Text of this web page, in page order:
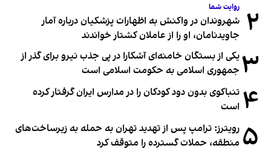
۲ روایت شما
شهروندان در واکنش به اظهارات پزشکیان درباره آمار
جاویدنامان، او را از عاملان کشتار خواندند
۳یکی از بستگان خامنه‌ای آشکارا در پی جذب نیرو برای گذر از
جمهوری اسلامی به حکومت اسلامی است
۴ تنباکوی بدون دود کودکان را در مدارس ایران گرفتار کرده
است
۵ رویترز: ترامپ پس از تهدید تهران به حمله به زیرساخت‌های
منطقه، حملات گسترده را متوقف کرد